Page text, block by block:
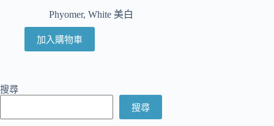
Phyomer, White 美白
加入購物車
搜尋
搜尋